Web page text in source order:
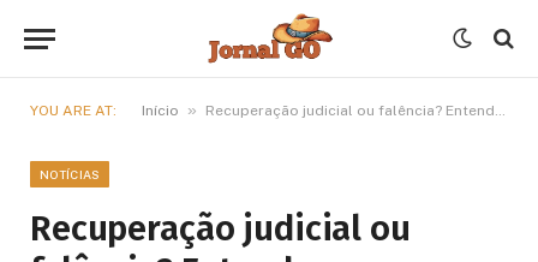
YOU ARE AT: Início » Recuperação judicial ou falência? Entenda as diferenças e quando cada caminho é indicado
NOTÍCIAS
Recuperação judicial ou